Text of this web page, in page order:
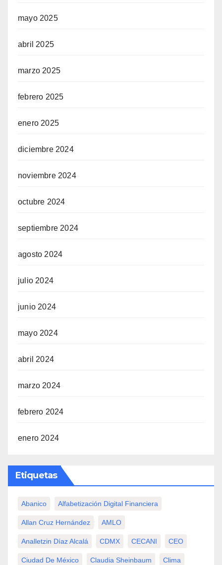
mayo 2025
abril 2025
marzo 2025
febrero 2025
enero 2025
diciembre 2024
noviembre 2024
octubre 2024
septiembre 2024
agosto 2024
julio 2024
junio 2024
mayo 2024
abril 2024
marzo 2024
febrero 2024
enero 2024
Etiquetas
Abanico Alfabetización Digital Financiera
Allan Cruz Hernández AMLO
Analletzin Díaz Alcalá CDMX CECANI CEO
Ciudad De México Claudia Sheinbaum Clima